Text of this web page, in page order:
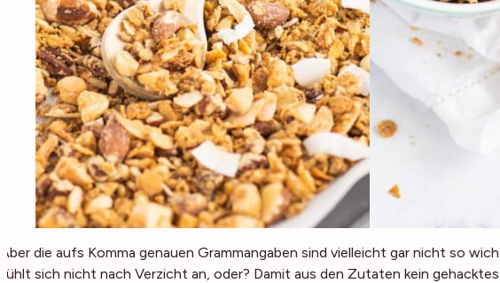
Aber die aufs Komma genauen Grammangaben sind vielleicht gar nicht so
fühlt sich nicht nach Verzicht an, oder? Damit aus den Zutaten kein